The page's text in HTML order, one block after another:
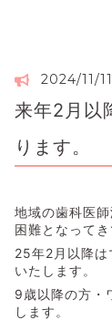
2024/11/
来年2月以
ります。
地域の歯科医
困難となってき
25年2月以降は
いたします。
9歳以降の方・
します。